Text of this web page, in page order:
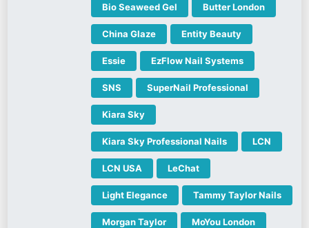
Bio Seaweed Gel Butter London
China Glaze Entity Beauty
Essie EzFlow Nail Systems
SNS SuperNail Professional
Kiara Sky
Kiara Sky Professional Nails LCN
LCN USA LeChat
Light Elegance Tammy Taylor Nails
Morgan Taylor MoYou London